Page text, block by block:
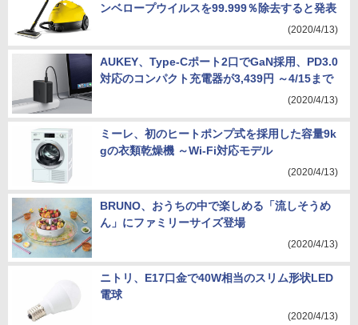
ンベロープウイルスを99.999％除去すると発表
(2020/4/13)
AUKEY、Type-Cポート2口でGaN採用、PD3.0
対応のコンパクト充電器が3,439円 ～4/15まで
(2020/4/13)
ミーレ、初のヒートポンプ式を採用した容量9k
gの衣類乾燥機 ～Wi-Fi対応モデル
(2020/4/13)
BRUNO、おうちの中で楽しめる「流しそうめ
ん」にファミリーサイズ登場
(2020/4/13)
ニトリ、E17口金で40W相当のスリム形状LED
電球
(2020/4/13)